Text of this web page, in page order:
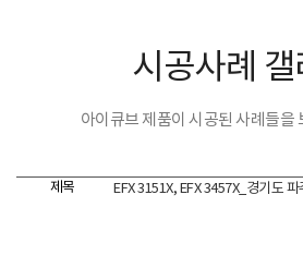
시공사례 갤
아이큐브 제품이 시공된 사례들을
제목 EFX 3151X, EFX 3457X_경기도 파